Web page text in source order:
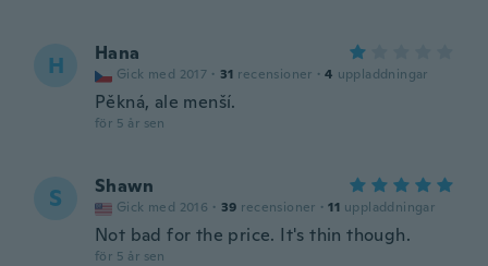
H Hana
Gick med 2017 · 31 recensioner · 4 uppladdningar
Pěkná, ale menší.
för 5 år sen
S Shawn
Gick med 2016 · 39 recensioner · 11 uppladdningar
Not bad for the price. It's thin though.
för 5 år sen